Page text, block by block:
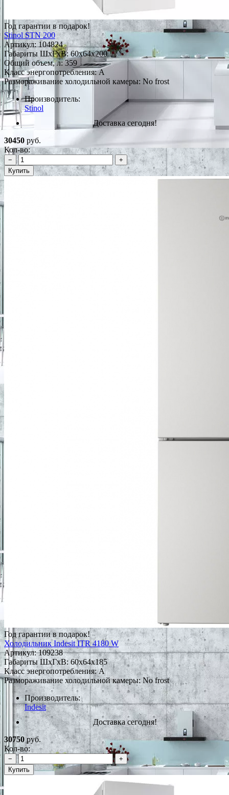
Год гарантии в подарок!
Stinol STN 200
Артикул:104824
Габариты ШxГxВ: 60x64x200
Общий объем, л: 359
Класс энергопотребления: A
Размораживание холодильной камеры: No frost
Производитель:
Stinol
Доставка сегодня!
30450 руб.
Кол-во:
−
+
Купить
Год гарантии в подарок!
Холодильник Indesit ITR 4180 W
Артикул:109238
Габариты ШxГxВ: 60x64x185
Класс энергопотребления: A
Размораживание холодильной камеры: No frost
Производитель:
Indesit
Доставка сегодня!
30750руб.
Кол-во:
−
+
Купить